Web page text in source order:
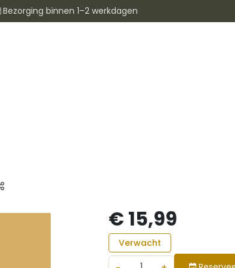
Bezorging binnen 1–2 werkdagen
€ 15,99
Verwacht